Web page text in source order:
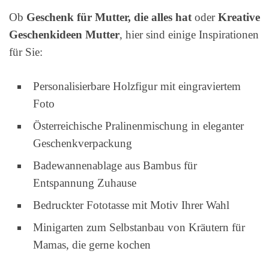
Ob Geschenk für Mutter, die alles hat oderKreative
Geschenkideen Mutter, hier sind einige Inspirationen
für Sie:
Personalisierbare Holzfigur mit eingraviertem
Foto
Österreichische Pralinenmischung in eleganter
Geschenkverpackung
Badewannenablage aus Bambus für
Entspannung Zuhause
Bedruckter Fototasse mit Motiv Ihrer Wahl
Minigarten zum Selbstanbau von Kräutern für
Mamas, die gerne kochen